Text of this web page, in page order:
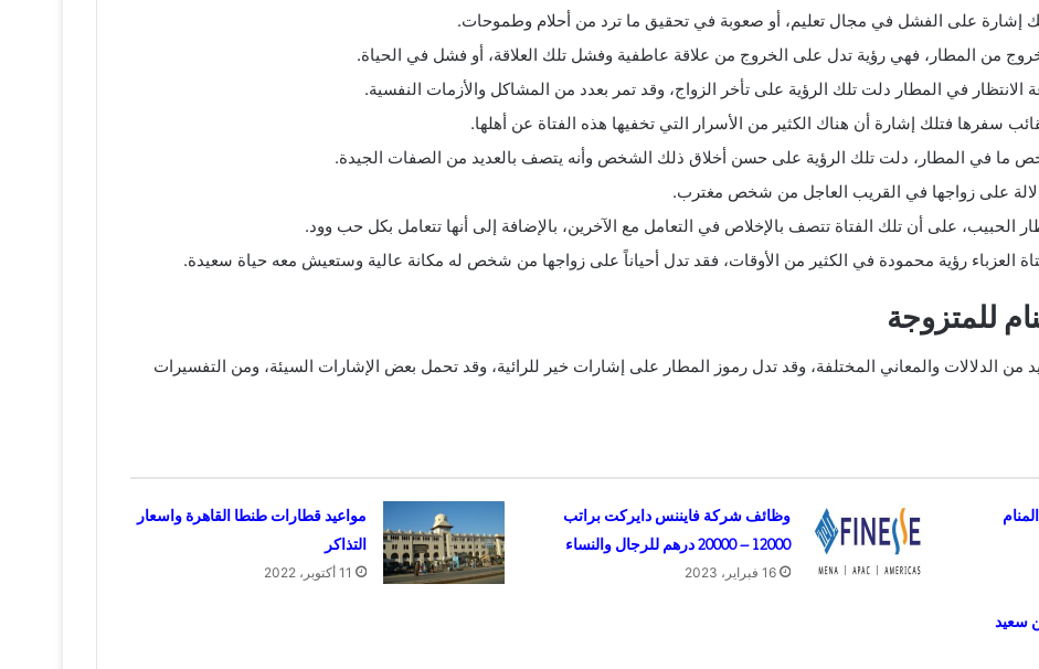
فتلك إشارة على الفشل في مجال تعليم، أو صعوبة في تحقيق ما ترد من أحلام وطموحات.
من المطار، فهي رؤية تدل على الخروج من علاقة عاطفية وفشل تلك العلاقة، أو فشل في الحياة.
الانتظار في المطار دلت تلك الرؤية على تأخر الزواج، وقد تمر بعدد من المشاكل والأزمات النفسية.
سفرها فتلك إشارة أن هناك الكثير من الأسرار التي تخفيها هذه الفتاة عن أهلها.
شخص ما في المطار، دلت تلك الرؤية على حسن أخلاق ذلك الشخص وأنه يتصف بالعديد من الصفات الجيدة.
دلالة على زواجها في القريب العاجل من شخص مغترب.
الحبيب، على أن تلك الفتاة تتصف بالإخلاص في التعامل مع الآخرين، بالإضافة إلى أنها تتعامل بكل حب وود.
العزباء رؤية محمودة في الكثير من الأوقات، فقد تدل أحياناً على زواجها من شخص له مكانة عالية وستعيش معه حياة سعيدة.
للمتزوجة
من الدلالات والمعاني المختلفة، وقد تدل رموز المطار على إشارات خير للرائية، وقد تحمل بعض الإشارات السيئة، ومن التفسيرات
وظائف شركة فايننس دايركت براتب
12000 – 20000 درهم للرجال والنساء
16 فبراير، 2023
مواعيد قطارات طنطا القاهرة واسعار
التذاكر
11 أكتوبر، 2022
سعيد